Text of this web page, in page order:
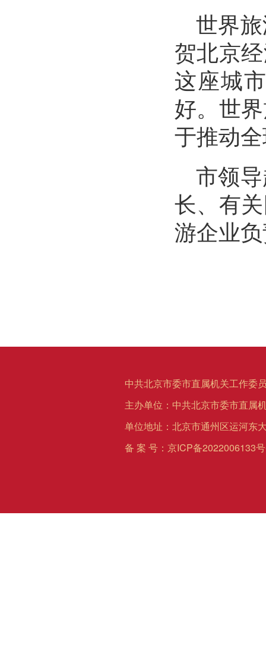
世界
贺北京
这座城
好。世
于推动
市领
长、有
游企业
中共北京市委市直属机关工作委
主办单位：中共北京市委市直属
单位地址：北京市通州区运河东
备 案 号： 京ICP备2022006133